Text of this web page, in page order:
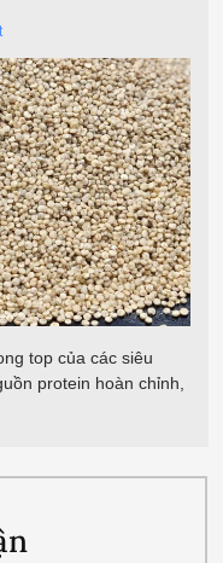
top của các siêu
protein hoàn chỉnh,